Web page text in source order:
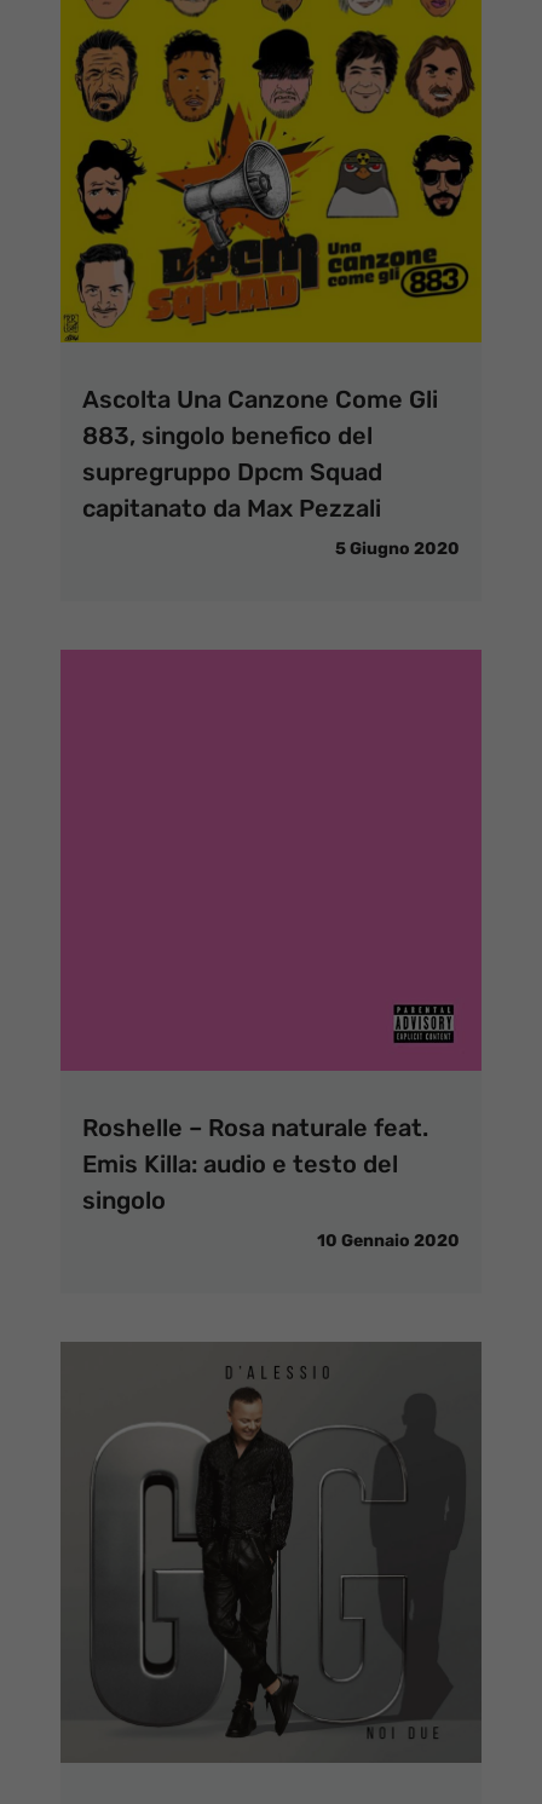
Ascolta Una Canzone Come Gli
883, singolo benefico del
supregruppo Dpcm Squad
capitanato da Max Pezzali
5 Giugno 2020
Roshelle – Rosa naturale feat.
Emis Killa: audio e testo del
singolo
10 Gennaio 2020